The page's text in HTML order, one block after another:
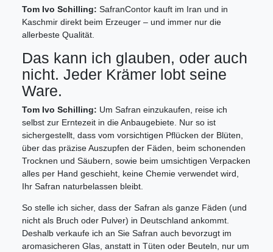
Tom Ivo Schilling: SafranContor kauft im Iran und in
Kaschmir direkt beim Erzeuger – und immer nur die
allerbeste Qualität.
Das kann ich glauben, oder auch
nicht. Jeder Krämer lobt seine
Ware.
Tom Ivo Schilling: Um Safran einzukaufen, reise ich
selbst zur Erntezeit in die Anbaugebiete. Nur so ist
sichergestellt, dass vom vorsichtigen Pflücken der Blüten,
über das präzise Auszupfen der Fäden, beim schonenden
Trocknen und Säubern, sowie beim umsichtigen Verpacken
alles per Hand geschieht, keine Chemie verwendet wird,
Ihr Safran naturbelassen bleibt.
So stelle ich sicher, dass der Safran als ganze Fäden (und
nicht als Bruch oder Pulver) in Deutschland ankommt.
Deshalb verkaufe ich an Sie Safran auch bevorzugt im
aromasicheren Glas, anstatt in Tüten oder Beuteln, nur um